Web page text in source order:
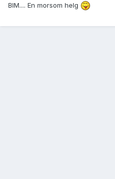
BIM.... En morsom helg